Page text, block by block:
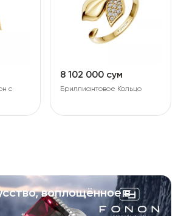
с
8 102 000 сум
Бриллиантовое Кольцо
воплощённое в